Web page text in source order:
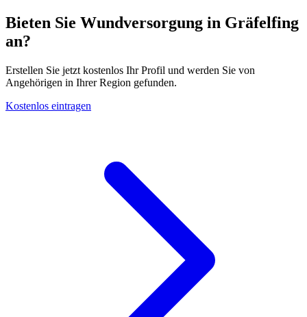
Bieten Sie Wundversorgung in Gräfelfing
an?
Erstellen Sie jetzt kostenlos Ihr Profil und werden Sie von
Angehörigen in Ihrer Region gefunden.
Kostenlos eintragen